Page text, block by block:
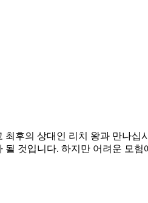
후의 상대인 리치 왕과 만나십
것입니다. 하지만 어려운 모